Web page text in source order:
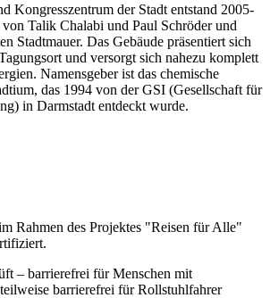
Kongresszentrum der Stadt entstand 2005-
Talik Chalabi und Paul Schröder und
Stadtmauer. Das Gebäude präsentiert sich
und versorgt sich nahezu komplett
Namensgeber ist das chemische
das 1994 von der GSI (Gesellschaft für
in Darmstadt entdeckt wurde.
Rahmen des Projektes "Reisen für Alle"
– barrierefrei für Menschen mit
barrierefrei für Rollstuhlfahrer